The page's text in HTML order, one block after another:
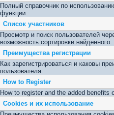
Полный справочник по
функции.
Список участников
Просмотр и поиск пользователей
возможность сортировки найденного.
Преимущества регистрации
Как зарегистрироваться и каковы
пользователя.
How to Register
How to register and the added benefits
Cookies и их использование